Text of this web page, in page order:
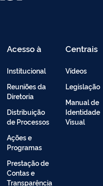
Acesso à
Institucional
Reuniões da
Diretoria
Distribuição
de Processos
Ações e
Programas
Prestação de
Contas e
Transparência
Centrais
Vídeos
Legislação
Manual de
Identidade
Visual